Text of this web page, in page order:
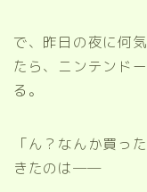
で、昨日の夜に何
たら、ニンテンド
る。
「ん？なんか買っ
きたのは――